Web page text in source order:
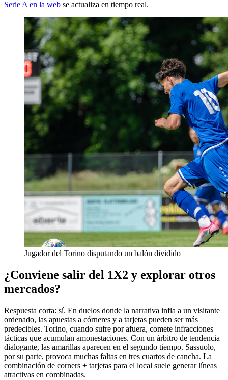
Serie A en la web se actualiza en tiempo real.
Jugador del Torino disputando un balón dividido
¿Conviene salir del 1X2 y explorar otros
mercados?
Respuesta corta: sí. En duelos donde la narrativa infla a un visitante
ordenado, las apuestas a córneres y a tarjetas pueden ser más
predecibles. Torino, cuando sufre por afuera, comete infracciones
tácticas que acumulan amonestaciones. Con un árbitro de tendencia
dialogante, las amarillas aparecen en el segundo tiempo. Sassuolo,
por su parte, provoca muchas faltas en tres cuartos de cancha. La
combinación de corners + tarjetas para el local suele generar líneas
atractivas en combinadas.